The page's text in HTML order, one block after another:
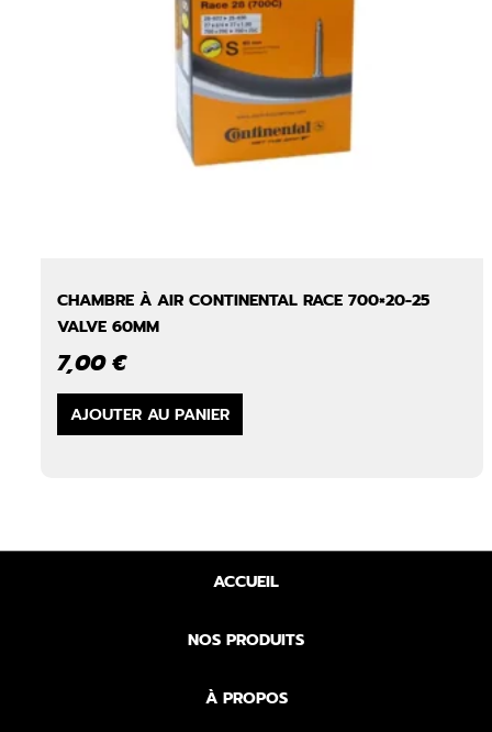
CHAMBRE À AIR CONTINENTAL RACE 700×20-25
VALVE 60MM
7,00€
AJOUTER AU PANIER
ACCUEIL
NOS PRODUITS
À PROPOS